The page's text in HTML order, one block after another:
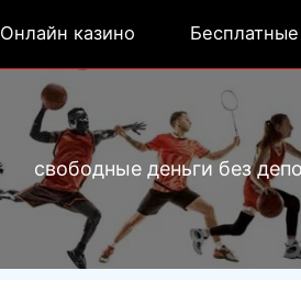
Онлайн казино Бесплатные
свободные деньги без